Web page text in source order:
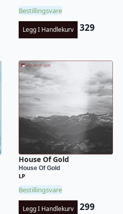
Bestillingsvare
Legg I Handlekurv 329
House Of Gold
House Of Gold
LP
Bestillingsvare
Legg I Handlekurv 299